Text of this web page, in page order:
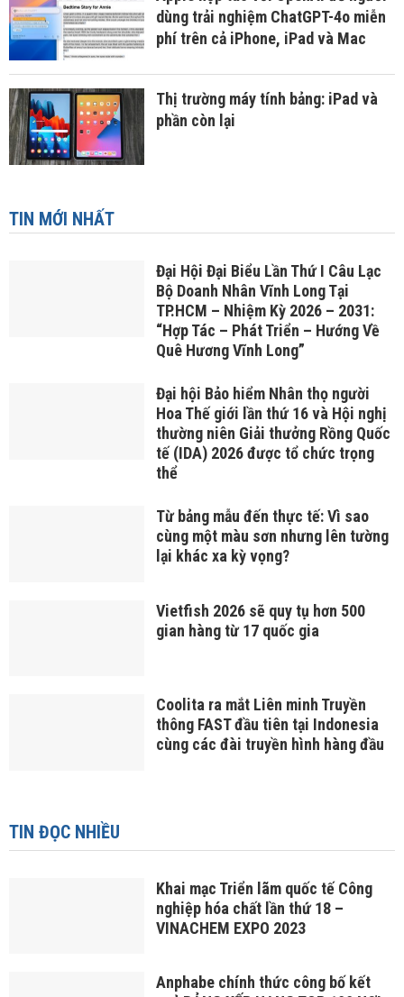
dùng trải nghiệm ChatGPT-4o miễn
phí trên cả iPhone, iPad và Mac
Thị trường máy tính bảng: iPad và
phần còn lại
TIN MỚI NHẤT
Đại Hội Đại Biểu Lần Thứ I Câu Lạc
Bộ Doanh Nhân Vĩnh Long Tại
TP.HCM – Nhiệm Kỳ 2026 – 2031:
“Hợp Tác – Phát Triển – Hướng Về
Quê Hương Vĩnh Long”
Đại hội Bảo hiểm Nhân thọ người
Hoa Thế giới lần thứ 16 và Hội nghị
thường niên Giải thưởng Rồng Quốc
tế (IDA) 2026 được tổ chức trọng
thể
Từ bảng mẫu đến thực tế: Vì sao
cùng một màu sơn nhưng lên tường
lại khác xa kỳ vọng?
Vietfish 2026 sẽ quy tụ hơn 500
gian hàng từ 17 quốc gia
Coolita ra mắt Liên minh Truyền
thông FAST đầu tiên tại Indonesia
cùng các đài truyền hình hàng đầu
TIN ĐỌC NHIỀU
Khai mạc Triển lãm quốc tế Công
nghiệp hóa chất lần thứ 18 –
VINACHEM EXPO 2023
Anphabe chính thức công bố kết